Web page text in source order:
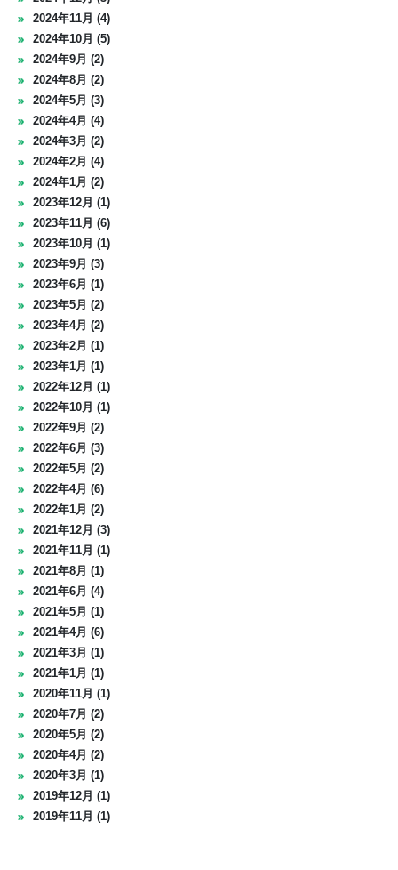
2024年11月 (4)
2024年10月 (5)
2024年9月 (2)
2024年8月 (2)
2024年5月 (3)
2024年4月 (4)
2024年3月 (2)
2024年2月 (4)
2024年1月 (2)
2023年12月 (1)
2023年11月 (6)
2023年10月 (1)
2023年9月 (3)
2023年6月 (1)
2023年5月 (2)
2023年4月 (2)
2023年2月 (1)
2023年1月 (1)
2022年12月 (1)
2022年10月 (1)
2022年9月 (2)
2022年6月 (3)
2022年5月 (2)
2022年4月 (6)
2022年1月 (2)
2021年12月 (3)
2021年11月 (1)
2021年8月 (1)
2021年6月 (4)
2021年5月 (1)
2021年4月 (6)
2021年3月 (1)
2021年1月 (1)
2020年11月 (1)
2020年7月 (2)
2020年5月 (2)
2020年4月 (2)
2020年3月 (1)
2019年12月 (1)
2019年11月 (1)